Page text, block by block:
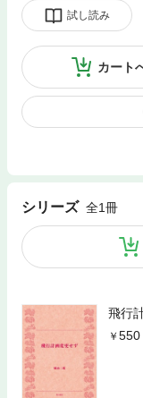
試し読み
カート
シリーズ 全1冊
飛行
550